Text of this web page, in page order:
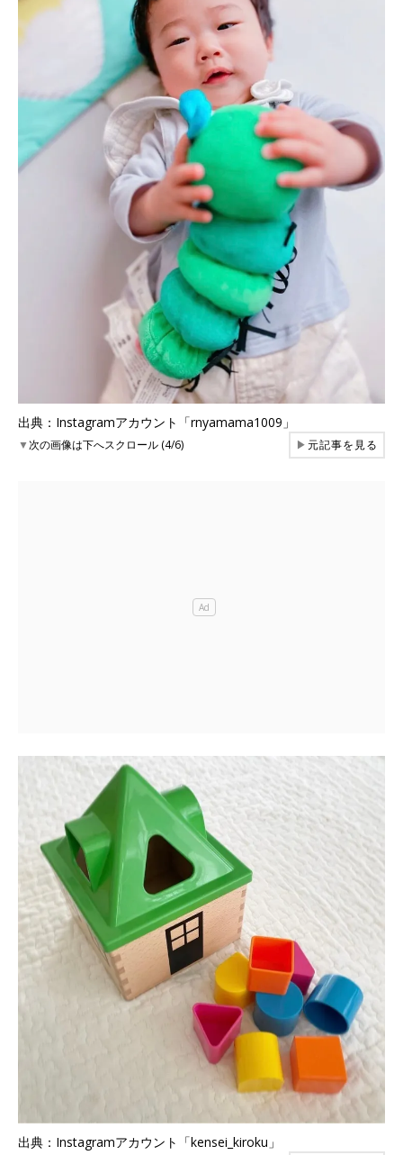
出典：Instagramアカウント「rnyamama1009」
▼次の画像は下へスクロール (4/6) ▶元記事を見る
出典：Instagramアカウント「kensei_kiroku」